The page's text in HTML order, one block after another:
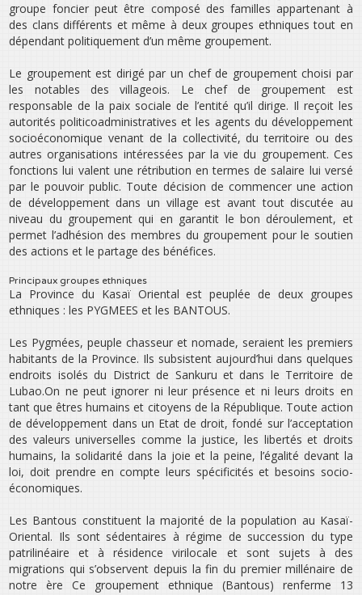
groupe foncier peut être composé des familles appartenant à
des clans différents et même à deux groupes ethniques tout en
dépendant politiquement d’un même groupement.
Le groupement est dirigé par un chef de groupement choisi par
les notables des villageois. Le chef de groupement est
responsable de la paix sociale de l’entité qu’il dirige. Il reçoit les
autorités politico­administratives et les agents du développement
socio­économique venant de la collectivité, du territoire ou des
autres organisations intéressées par la vie du groupement. Ces
fonctions lui valent une rétribution en termes de salaire lui versé
par le pouvoir public. Toute décision de commencer une action
de développement dans un village est avant tout discutée au
niveau du groupement qui en garantit le bon déroulement, et
permet l’adhésion des membres du groupement pour le soutien
des actions et le partage des bénéfices.
Principaux groupes ethniques
La Province du Kasaï Oriental est peuplée de deux groupes
ethniques : les PYGMEES et les BANTOUS.
Les Pygmées, peuple chasseur et nomade, seraient les premiers
habitants de la Province. Ils subsistent aujourd’hui dans quelques
endroits isolés du District de Sankuru et dans le Territoire de
Lubao.On ne peut ignorer ni leur présence et ni leurs droits en
tant que êtres humains et citoyens de la République. Toute action
de développement dans un Etat de droit, fondé sur l’acceptation
des valeurs universelles comme la justice, les libertés et droits
humains, la solidarité dans la joie et la peine, l’égalité devant la
loi, doit prendre en compte leurs spécificités et besoins socio­
économiques.
Les Bantous constituent la majorité de la population au Kasaï­
Oriental. Ils sont sédentaires à régime de succession du type
patrilinéaire et à résidence virilocale et sont sujets à des
migrations qui s’observent depuis la fin du premier millénaire de
notre ère Ce groupement ethnique (Bantous) renferme 13